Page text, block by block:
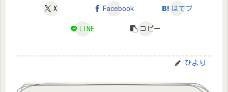
X Facebook はてブ
LINE コピー
ひより